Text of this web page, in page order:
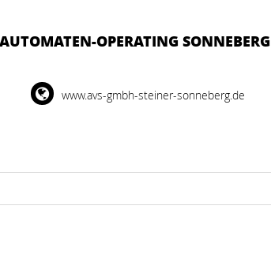
OPERATING SONNEBERG
www.avs-gmbh-steiner-sonneberg.de